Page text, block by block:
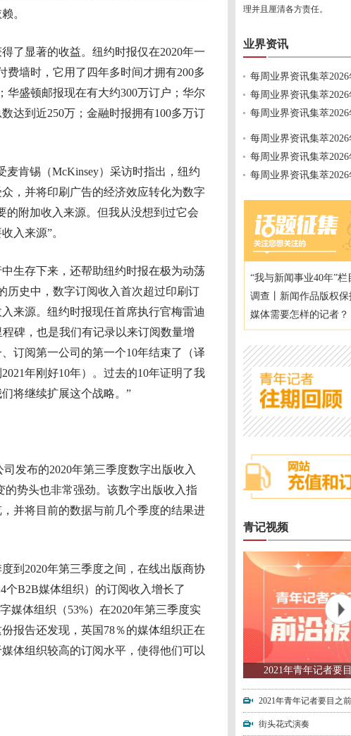
。
显著的收益。纽约时报仅在2020年一
费墙时，它用了四年多时间才拥有200多
华盛顿邮报现在有大约300万订户；华尔
达到近250万；金融时报拥有100多万订
肯锡（McKinsey）采访时指出，纽约
，并将印刷广告的经济效应转化为数字
的附加收入来源。但我从没想到过它会
入来源”。
存下来，还帮助纽约时报在极为动荡
历史中，数字订阅收入首次超过印刷订
来源。纽约时报现任首席执行官梅雷迪
碑，也是我们有记录以来订阅数量增
订阅第一公司的第一个10年结束了（译
年刚好10年）。过去的10年证明了我
将继续扩展这个战略。”
发布的2020年第三季度数字出版收入
势头也非常强劲。该数字出版收入指
并将目前的数据与前几个季度的结果进
2020年第三季度之间，在线出版商协
个B2B媒体组织）的订阅收入增长了
媒体组织（53%）在2020年第三季度实
报告还发现，英国78％的媒体组织正在
体组织较高的订阅水平，使得他们可以
理并且厘清各方责任。
业界资讯
每周业界资讯集萃2026
每周业界资讯集萃2026
每周业界资讯集萃2026
每周业界资讯集萃2026
每周业界资讯集萃2026
每周业界资讯集萃2026
“我与新闻事业40年”栏
调查丨新闻作品版权
媒体需要怎样的记者？
青记视频
2021年青年记者要
2021年青年记者要目之
街头花式演奏